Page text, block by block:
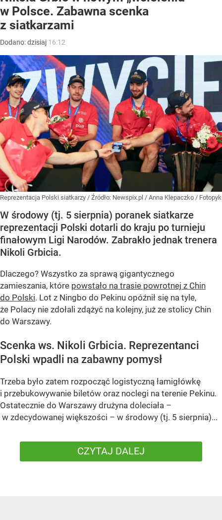
w Polsce. Zabawna scenka
z siatkarzami
Dodano:dzisiaj 16:12
Reprezentacja Polski siatkarzy / Źródło: Newspix.pl / Anna Klepaczko / Fotopyk
W środowy (tj. 5 sierpnia) poranek siatkarze
reprezentacji Polski dotarli do kraju po turnieju
finałowym Ligi Narodów. Zabrakło jednak trenera
Nikoli Grbicia.
Dlaczego? Wszystko za sprawą gigantycznego
zamieszania, które powstało na trasie powrotnej z Chin
do Polski. Lot z Ningbo do Pekinu opóźnił się na tyle,
że Polacy nie zdołali zdążyć na kolejny, już ze stolicy Chin
do Warszawy.
Scenka ws. Nikoli Grbicia. Reprezentanci
Polski wpadli na zabawny pomysł
Trzeba było zatem rozpocząć logistyczną łamigłówkę
i przebukowywanie biletów oraz noclegi na terenie Pekinu.
Ostatecznie do Warszawy drużyna doleciała –
w zdecydowanej większości – w środowy (tj. 5 sierpnia)...
CZYTAJ DALEJ